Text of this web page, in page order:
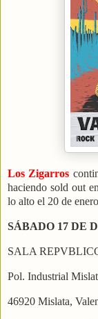
Los Zigarros
haciendo sold out
lo alto el 20 de
SÁBADO 17 DE
SALA
Pol. Industrial
46920 Mislata,